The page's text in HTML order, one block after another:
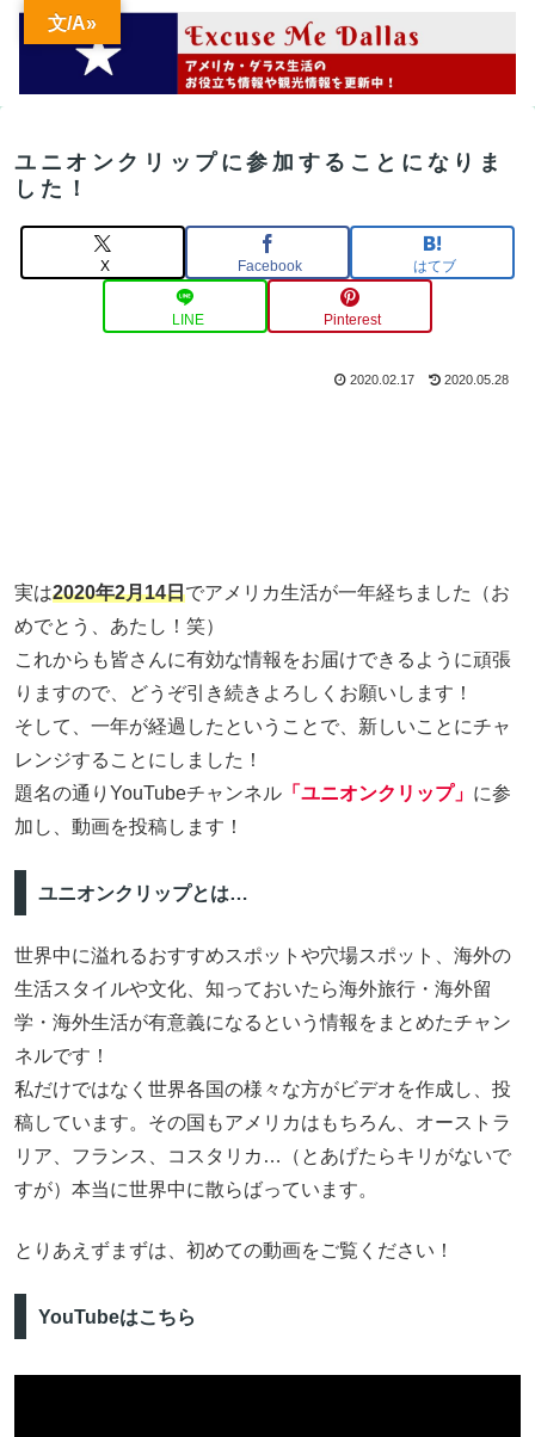
ユニオンクリップに参加することになりま
した！
X Facebook はてブ
LINE Pinterest
2020.02.17 2020.05.28
実は2020年2月14日でアメリカ生活が一年経ちました（お
めでとう、あたし！笑）
これからも皆さんに有効な情報をお届けできるように頑張
りますので、どうぞ引き続きよろしくお願いします！
そして、一年が経過したということで、新しいことにチャ
レンジすることにしました！
題名の通りYouTubeチャンネル 「ユニオンクリップ」 に参
加し、動画を投稿します！
ユニオンクリップとは…
世界中に溢れるおすすめスポットや穴場スポット、海外の
生活スタイルや文化、知っておいたら海外旅行・海外留
学・海外生活が有意義になるという情報をまとめたチャン
ネルです！
私だけではなく世界各国の様々な方がビデオを作成し、投
稿しています。その国もアメリカはもちろん、オーストラ
リア、フランス、コスタリカ…（とあげたらキリがないで
すが）本当に世界中に散らばっています。
とりあえずまずは、初めての動画をご覧ください！
YouTubeはこちら
文/A»